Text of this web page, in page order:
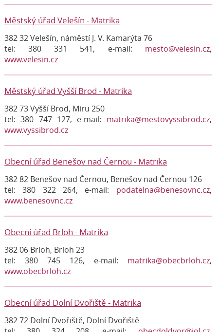
Městský úřad Velešín - Matrika
382 32 Velešín, náměstí J. V. Kamarýta 76
tel: 380 331 541, e-mail: mesto@velesin.cz,
www.velesin.cz
Městský úřad Vyšší Brod - Matrika
382 73 Vyšší Brod, Miru 250
tel: 380 747 127, e-mail: matrika@mestovyssibrod.cz,
www.vyssibrod.cz
Obecní úřad Benešov nad Černou - Matrika
382 82 Benešov nad Černou, Benešov nad Černou 126
tel: 380 322 264, e-mail: podatelna@benesovnc.cz,
www.benesovnc.cz
Obecní úřad Brloh - Matrika
382 06 Brloh, Brloh 23
tel: 380 745 126, e-mail: matrika@obecbrloh.cz,
www.obecbrloh.cz
Obecní úřad Dolní Dvořiště - Matrika
382 72 Dolní Dvořiště, Dolní Dvořiště